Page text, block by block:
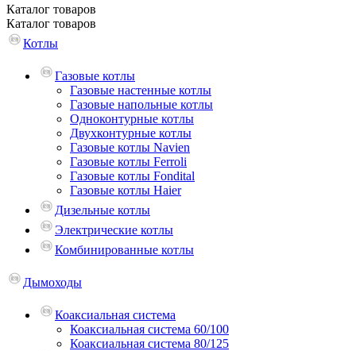
Каталог товаров
Каталог товаров
Котлы
Газовые котлы
Газовые настенные котлы
Газовые напольные котлы
Одноконтурные котлы
Двухконтурные котлы
Газовые котлы Navien
Газовые котлы Ferroli
Газовые котлы Fondital
Газовые котлы Haier
Дизельные котлы
Электрические котлы
Комбинированные котлы
Дымоходы
Коаксиальная система
Коаксиальная система 60/100
Коаксиальная система 80/125